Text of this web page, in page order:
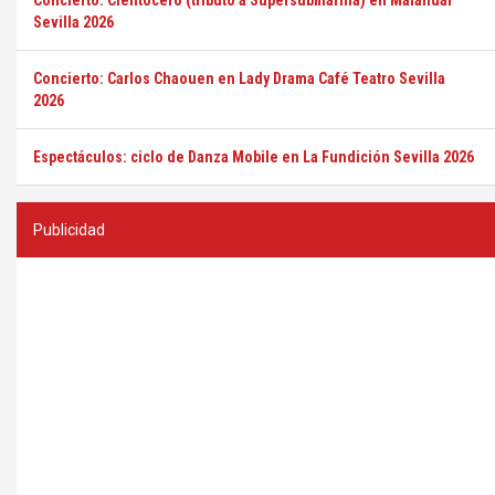
Sevilla 2026
Concierto: Carlos Chaouen en Lady Drama Café Teatro Sevilla
2026
Espectáculos: ciclo de Danza Mobile en La Fundición Sevilla 2026
Publicidad